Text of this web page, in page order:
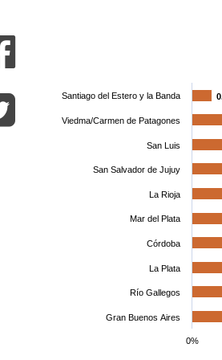
Santiago del Estero y la Banda
Viedma/Carmen de Patagones
San Luis
San Salvador de Jujuy
La Rioja
Mar del Plata
Córdoba
La Plata
Río Gallegos
Gran Buenos Aires
0%